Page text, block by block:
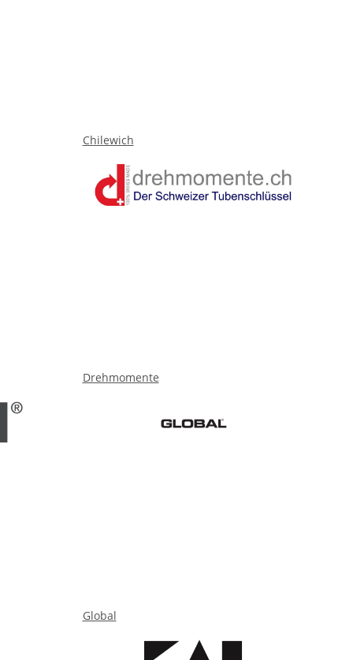
Chilewich
Drehmomente
Global